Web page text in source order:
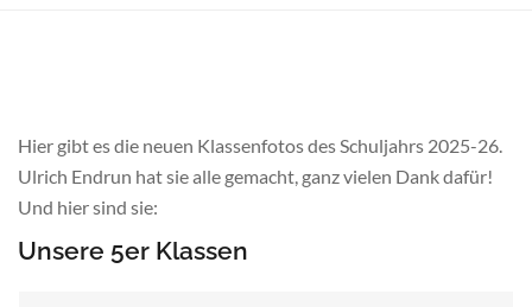
Hier gibt es die neuen Klassenfotos des Schuljahrs 2025-26.
Ulrich Endrun hat sie alle gemacht, ganz vielen Dank dafür!
Und hier sind sie:
Unsere 5er Klassen